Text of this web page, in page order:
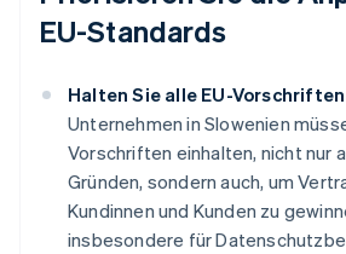
EU-Standards
Halten Sie alle EU-
Unternehmen in Slowenien
Vorschriften einhalten, nicht nur
Gründen, sondern auch, um
Kundinnen und Kunden zu
insbesondere für